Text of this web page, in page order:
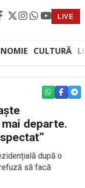
LIVE
CULTURĂ
WHATSAPP
departe.
după o
să facă